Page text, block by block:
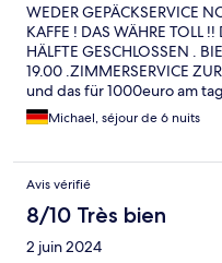
WEDER GEPÄCKSERVICE
KAFFE ! DAS WÄHRE TOLL
HÄLFTE GESCHLOSSEN .
19.00 .ZIMMERSERVICE
und das für 1000euro am tag
Michael, séjour de 6 nuits
Avis vérifié
8/10 Très bien
2 juin 2024